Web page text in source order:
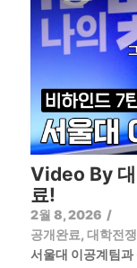
Video By
료!
2월 8, 2026 /
공개완료, 대학전쟁
서울대 이공계팀과